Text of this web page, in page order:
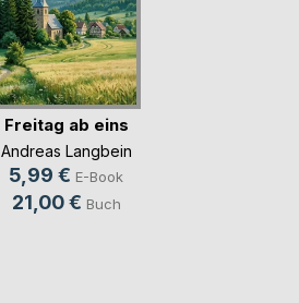
Freitag ab eins
Andreas Langbein
5,99 € E-Book
21,00 € Buch